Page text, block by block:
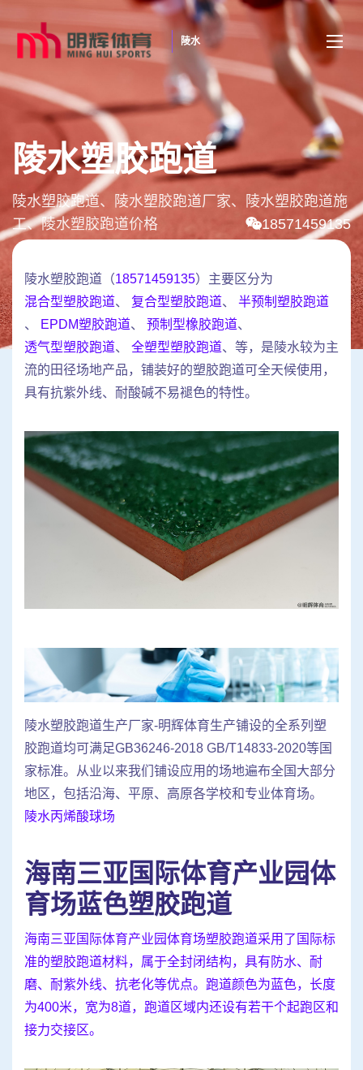
陵水
陵水塑胶跑道
陵水塑胶跑道、陵水塑胶跑道厂家、陵水塑胶跑道施
工、陵水塑胶跑道价格
18571459135
陵水塑胶跑道（18571459135）主要区分为
混合型塑胶跑道、 复合型塑胶跑道、 半预制塑胶跑道
、
EPDM塑胶跑道、 预制型橡胶跑道、
透气型塑胶跑道、 全塑型塑胶跑道、等，是陵水较为主
流的田径场地产品，铺装好的塑胶跑道可全天候使用，
具有抗紫外线、耐酸碱不易褪色的特性。
陵水塑胶跑道生产厂家-明辉体育生产铺设的全系列塑
胶跑道均可满足GB36246-2018 GB/T14833-2020等国
家标准。从业以来我们铺设应用的场地遍布全国大部分
地区，包括沿海、平原、高原各学校和专业体育场。
陵水丙烯酸球场
海南三亚国际体育产业园体
育场蓝色塑胶跑道
海南三亚国际体育产业园体育场塑胶跑道采用了国际标
准的塑胶跑道材料，属于全封闭结构，具有防水、耐
磨、耐紫外线、抗老化等优点。跑道颜色为蓝色，长度
为400米，宽为8道，跑道区域内还设有若干个起跑区和
接力交接区。